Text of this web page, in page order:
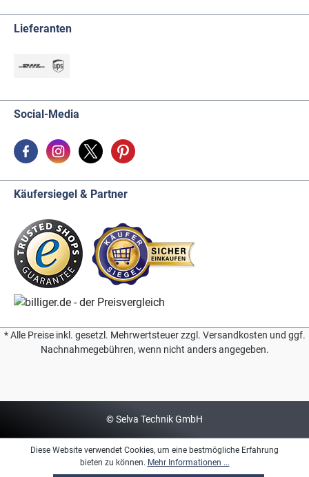
Lieferanten
Social-Media
Käufersiegel & Partner
* Alle Preise inkl. gesetzl. Mehrwertsteuer zzgl. Versandkosten und ggf.
Nachnahmegebühren, wenn nicht anders angegeben.
© Selva Technik GmbH
Diese Website verwendet Cookies, um eine bestmögliche Erfahrung
bieten zu können. Mehr Informationen ...